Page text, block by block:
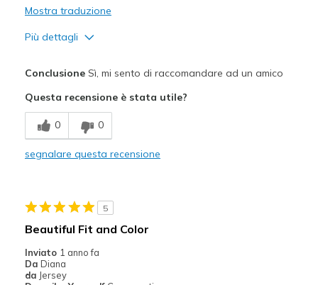
Mostra traduzione
Più dettagli
Migliori Utilizzi:
Casual Wear
Going Out
Sizing
Feels true to size
View On Shoes
Shoes are for Wearing
ConclusioneSì, mi sento di raccomandare ad un amico
Questa recensione è stata utile?
0 0
segnalare questa recensione
5
Beautiful Fit and Color
Inviato 1 anno fa
Da Diana
da Jersey